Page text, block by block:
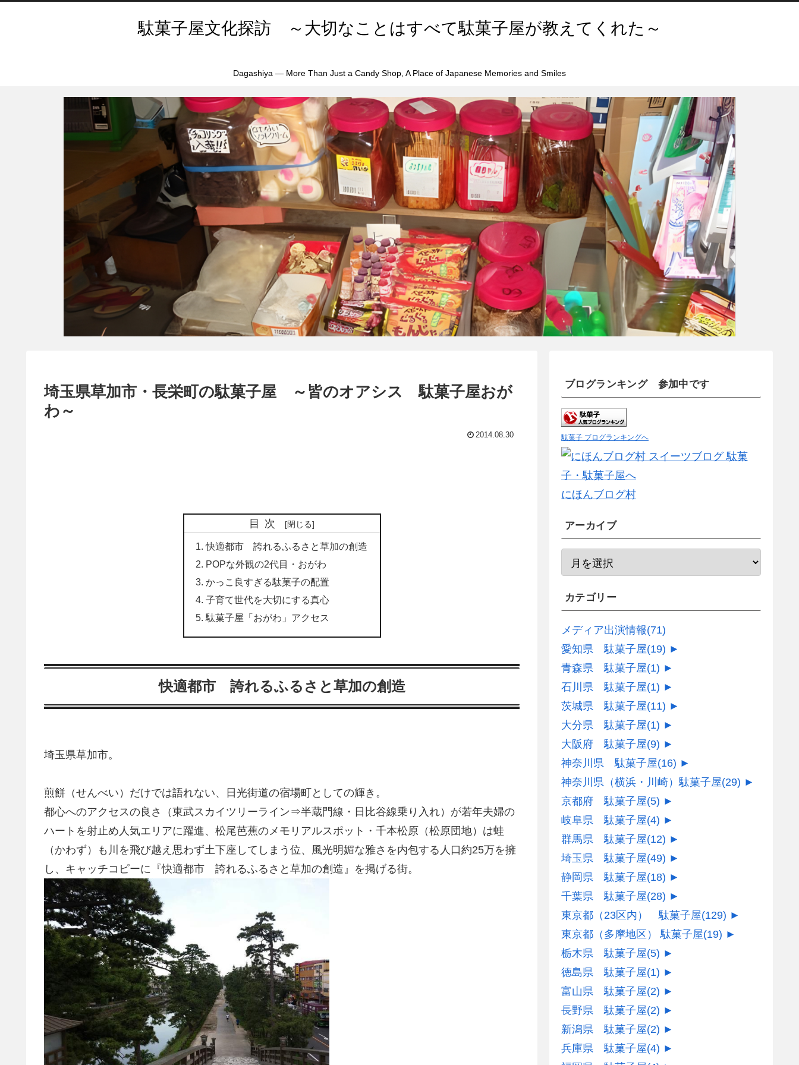
駄菓子屋文化探訪 ～大切なことはすべて駄菓子屋が教えてくれた～
Dagashiya — More Than Just a Candy Shop, A Place of Japanese Memories and Smiles
埼玉県草加市・長栄町の駄菓子屋 ～皆のオアシス 駄菓子屋おが
わ～
2014.08.30
目次
快適都市 誇れるふるさと草加の創造
POPな外観の2代目・おがわ
かっこ良すぎる駄菓子の配置
子育て世代を大切にする真心
駄菓子屋「おがわ」アクセス
快適都市 誇れるふるさと草加の創造
埼玉県草加市。
煎餅（せんべい）だけでは語れない、日光街道の宿場町としての輝き。
都心へのアクセスの良さ（東武スカイツリーライン⇒半蔵門線・日比谷線乗り入れ）が若年夫婦の
ハートを射止め人気エリアに躍進、松尾芭蕉のメモリアルスポット・千本松原（松原団地）は蛙
（かわず）も川を飛び越え思わず土下座してしまう位、風光明媚な雅さを内包する人口約25万を擁
し、キャッチコピーに『快適都市 誇れるふるさと草加の創造』を掲げる街。
ブログランキング 参加中です
駄菓子 ブログランキングへ
にほんブログ村
アーカイブ
カテゴリー
メディア出演情報(71)
愛知県 駄菓子屋(19) ►
青森県 駄菓子屋(1) ►
石川県 駄菓子屋(1) ►
茨城県 駄菓子屋(11) ►
大分県 駄菓子屋(1) ►
大阪府 駄菓子屋(9) ►
神奈川県 駄菓子屋(16) ►
神奈川県（横浜・川崎）駄菓子屋(29) ►
京都府 駄菓子屋(5) ►
岐阜県 駄菓子屋(4) ►
群馬県 駄菓子屋(12) ►
埼玉県 駄菓子屋(49) ►
静岡県 駄菓子屋(18) ►
千葉県 駄菓子屋(28) ►
東京都（23区内） 駄菓子屋(129) ►
東京都（多摩地区） 駄菓子屋(19) ►
栃木県 駄菓子屋(5) ►
徳島県 駄菓子屋(1) ►
富山県 駄菓子屋(2) ►
長野県 駄菓子屋(2) ►
新潟県 駄菓子屋(2) ►
兵庫県 駄菓子屋(4) ►